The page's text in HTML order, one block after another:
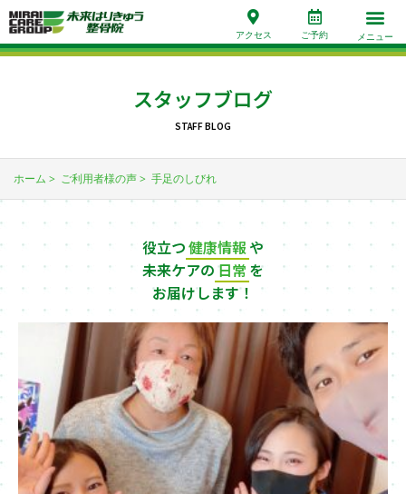
アクセス ご予約 メニュー
スタッフブログ
STAFF BLOG
ホーム ご利用者様の声 手足のしびれ
役立つ健康情報や
未来ケアの日常 を
お届けします！